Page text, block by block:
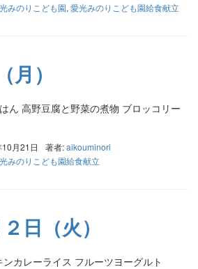
みのりこども園, 愛光みのりこども園給食献立
月）
豆腐と野菜の煮物 ブロッコリー
月21日 著者:aikouminori
みのりこども園給食献立
日（火）
ーライス フルーツヨーグルト